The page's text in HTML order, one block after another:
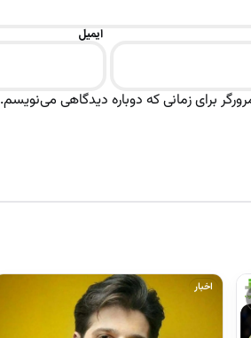
ایمیل
برای زمانی که دوباره دیدگاهی می‌نویسم.
اخبار